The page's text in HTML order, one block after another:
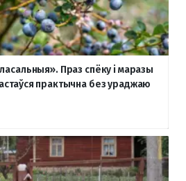
Праз спёку і маразы
практычна без ураджаю